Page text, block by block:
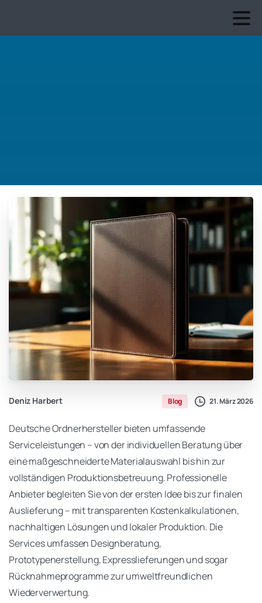
Deniz Harbert Blog 21. März 2026
Deutsche Ordnerhersteller bieten umfassende
Serviceleistungen – von der individuellen Beratung über
eine maßgeschneiderte Materialauswahl bis hin zur
vollständigen Produktionsbetreuung. Professionelle
Anbieter begleiten Sie von der ersten Idee bis zur finalen
Auslieferung – mit transparenten Kostenkalkulationen,
nachhaltigen Lösungen und lokaler Produktion. Die
Services umfassen Designberatung,
Prototypenerstellung, Expresslieferungen und sogar
Rücknahmeprogramme zur umweltfreundlichen
Wiederverwertung.